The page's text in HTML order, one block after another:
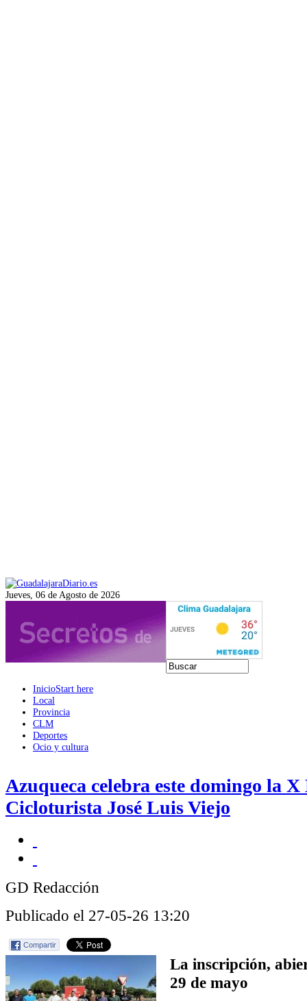
Jueves, 06 de Agosto de 2026
InicioStart here
Local
Provincia
CLM
Deportes
Ocio y cultura
Azuqueca celebra este domingo la
Cicloturista José Luis Viejo
GD Redacción
Publicado el 27-05-26 13:20
Compartir
La inscripción,
29 de mayo